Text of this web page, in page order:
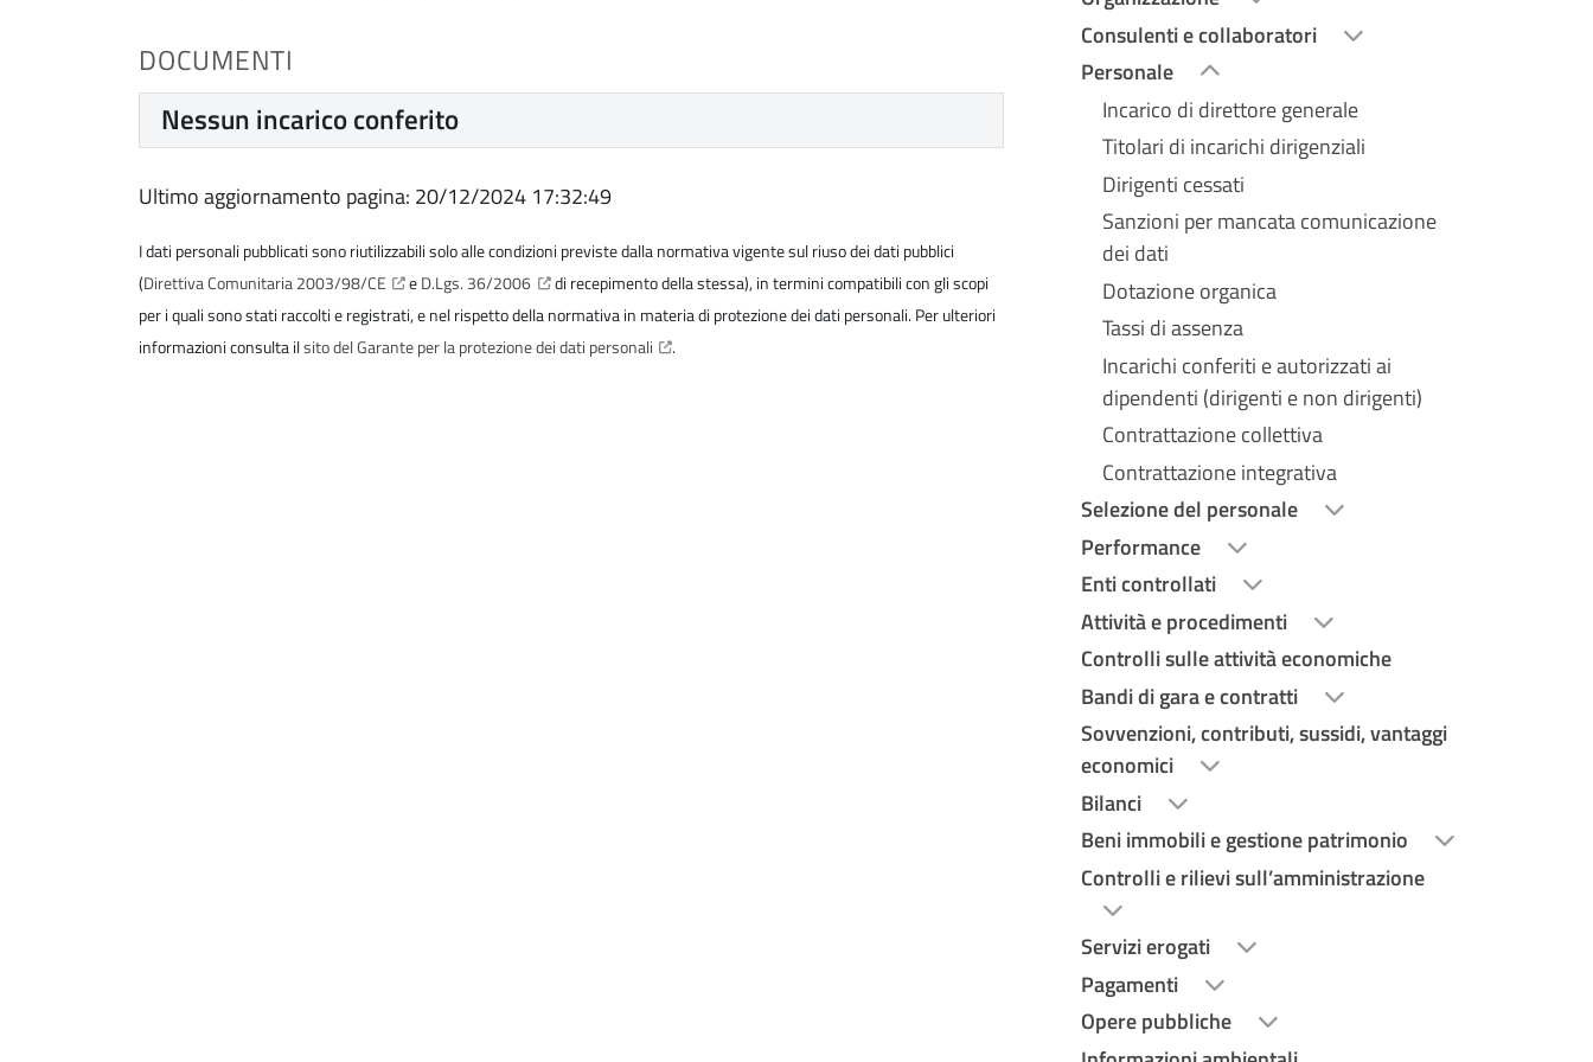
DOCUMENTI
Nessun incarico conferito
Ultimo aggiornamento pagina: 20/12/2024 17:32:49
I dati personali pubblicati sono riutilizzabili solo alle condizioni previste dalla normativa vigente sul riuso dei dati pubblici
(Direttiva Comunitaria 2003/98/CE eD.Lgs. 36/2006
di recepimento della stessa), in termini compatibili con gli scopi
per i quali sono stati raccolti e registrati, e nel rispetto della normativa in materia di protezione dei dati personali. Per ulteriori
informazioni consulta ilsito del Garante per la protezione dei dati personali .
Consulenti e collaboratori
Personale
Incarico di direttore generale
Titolari di incarichi dirigenziali
Dirigenti cessati
Sanzioni per mancata comunicazione
dei dati
Dotazione organica
Tassi di assenza
Incarichi conferiti e autorizzati ai
dipendenti (dirigenti e non dirigenti)
Contrattazione collettiva
Contrattazione integrativa
Selezione del personale
Performance
Enti controllati
Attività e procedimenti
Controlli sulle attività economiche
Bandi di gara e contratti
Sovvenzioni, contributi, sussidi, vantaggi
economici
Bilanci
Beni immobili e gestione patrimonio
Controlli e rilievi sull’amministrazione
Servizi erogati
Pagamenti
Opere pubbliche